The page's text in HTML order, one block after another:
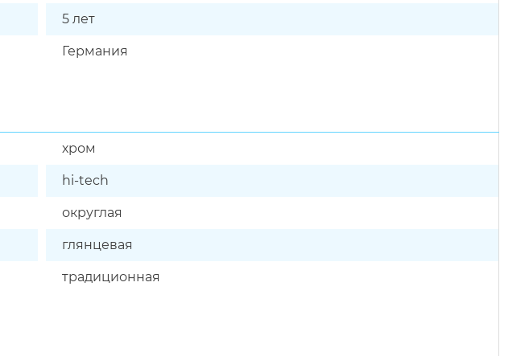
5 лет
Германия
хром
hi-tech
округлая
глянцевая
традиционная